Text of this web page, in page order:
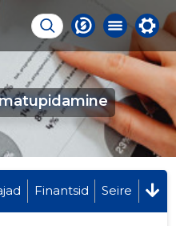
Finantsid Seire